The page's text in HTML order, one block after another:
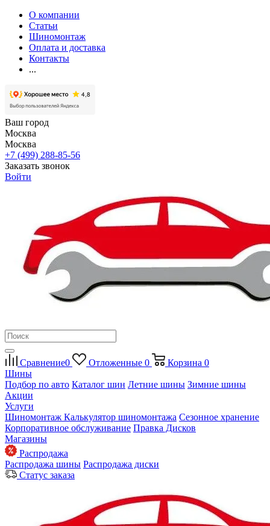
О компании
Статьи
Шиномонтаж
Оплата и доставка
Контакты
...
Ваш город
Москва
Москва
+7 (499) 288-85-56
Заказать звонок
Войти
Сравнение0 Отложенные 0 Корзина 0
Шины
Подбор по авто Каталог шин Летние шины Зимние шины
Акции
Услуги
Шиномонтаж Калькулятор шиномонтажа Сезонное хранение
Корпоративное обслуживание Правка Дисков
Магазины
Распродажа
Распродажа шины Распродажа диски
Статус заказа